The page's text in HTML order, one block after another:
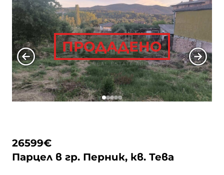
гр. Годеч
гр. Костинброд
гр. Панагюрище
гр. Перник
Сгради
Апартаменти
Къщи
ПРОДАДЕНО
26599€
Парцел в гр. Перник, кв. Тева